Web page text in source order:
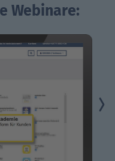
Webinare: